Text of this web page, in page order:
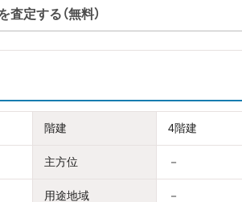
定する（無料）
階建 4階建
主方位 －
用途地域 －